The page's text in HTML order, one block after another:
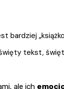
bardziej
tekst,
ale ich